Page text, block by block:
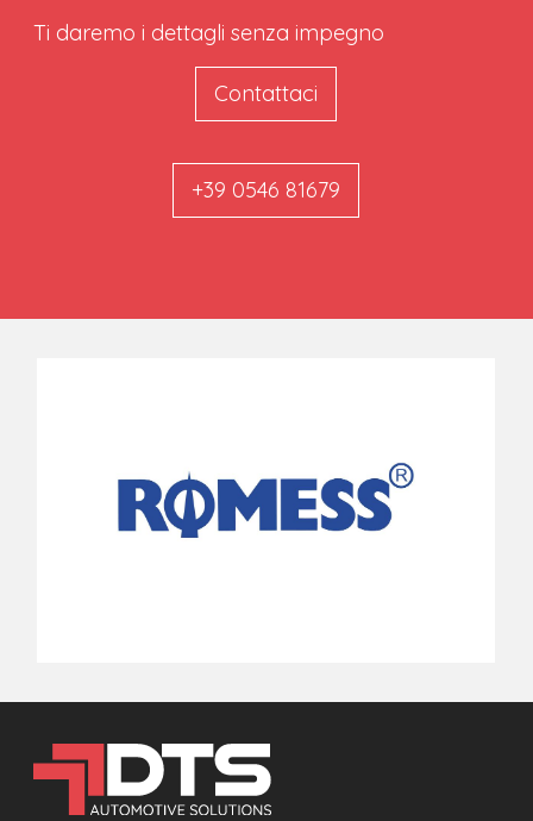
Ti daremo i dettagli senza impegno
Contattaci
+39 0546 81679